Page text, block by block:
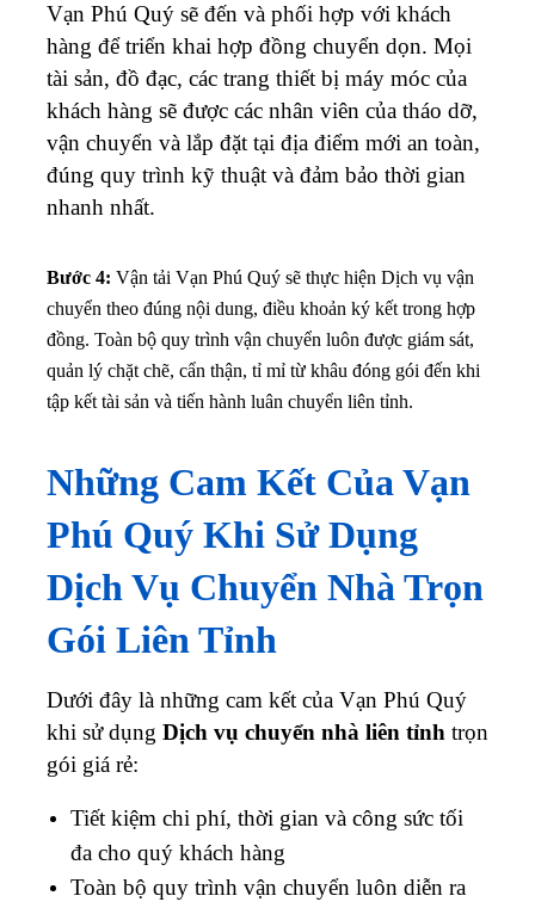
Vạn Phú Quý sẽ đến và phối hợp với khách
hàng để triển khai hợp đồng chuyển dọn. Mọi
tài sản, đồ đạc, các trang thiết bị máy móc của
khách hàng sẽ được các nhân viên của tháo dỡ,
vận chuyển và lắp đặt tại địa điểm mới an toàn,
đúng quy trình kỹ thuật và đảm bảo thời gian
nhanh nhất.
Bước 4: Vận tải Vạn Phú Quý sẽ thực hiện Dịch vụ vận
chuyển theo đúng nội dung, điều khoản ký kết trong hợp
đồng. Toàn bộ quy trình vận chuyển luôn được giám sát,
quản lý chặt chẽ, cẩn thận, tỉ mỉ từ khâu đóng gói đến khi
tập kết tài sản và tiến hành luân chuyển liên tỉnh.
Những Cam Kết Của Vạn
Phú Quý Khi Sử Dụng
Dịch Vụ Chuyển Nhà Trọn
Gói Liên Tỉnh
Dưới đây là những cam kết của Vạn Phú Quý
khi sử dụng Dịch vụ chuyển nhà liên tỉnh trọn
gói giá rẻ:
Tiết kiệm chi phí, thời gian và công sức tối
đa cho quý khách hàng
Toàn bộ quy trình vận chuyển luôn diễn ra